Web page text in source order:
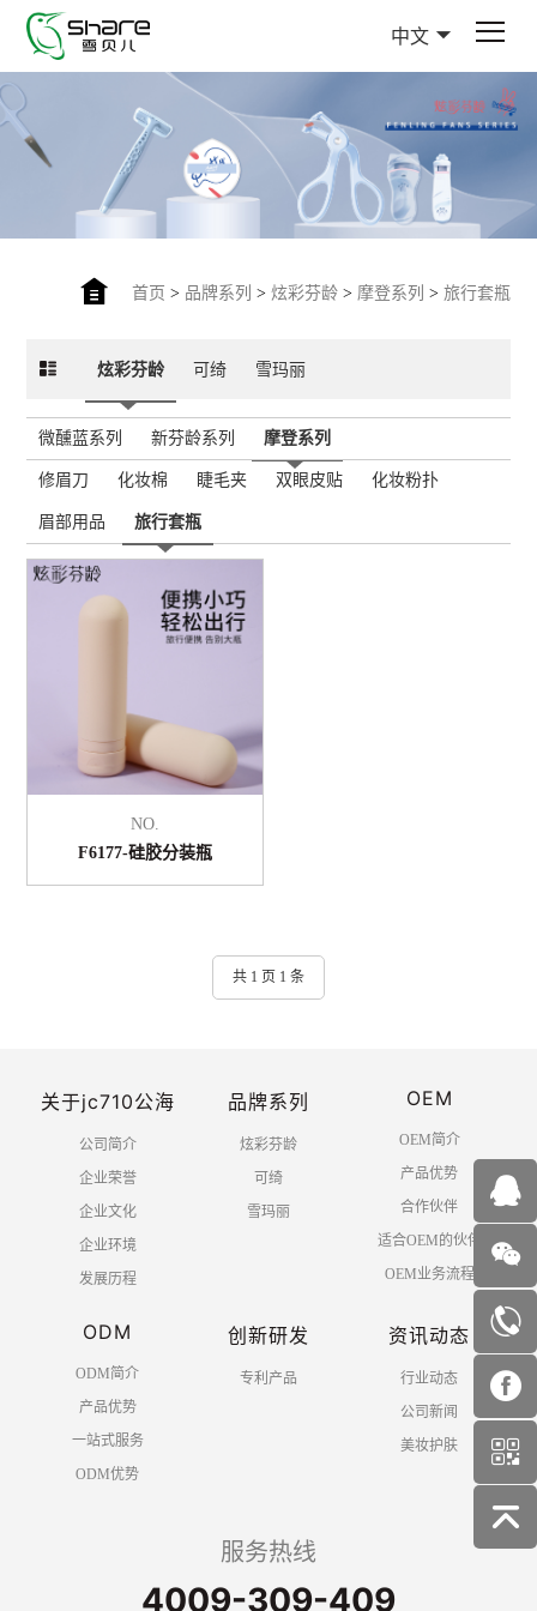
中文
首页 > 品牌系列 > 炫彩芬龄> 摩登系列 > 旅行套瓶
炫彩芬龄 可绮 雪玛丽
微醺蓝系列 新芬龄系列 摩登系列
修眉刀 化妆棉 睫毛夹 双眼皮贴 化妆粉扑
眉部用品 旅行套瓶
NO.
F6177-硅胶分装瓶
共 1 页 1 条
关于jc710公海
公司简介
企业荣誉
企业文化
企业环境
发展历程
品牌系列
炫彩芬龄
可绮
雪玛丽
OEM
OEM简介
产品优势
合作伙伴
适合OEM的伙伴
OEM业务流程
ODM
ODM简介
产品优势
一站式服务
ODM优势
创新研发
专利产品
资讯动态
行业动态
公司新闻
美妆护肤
服务热线
4009-309-409